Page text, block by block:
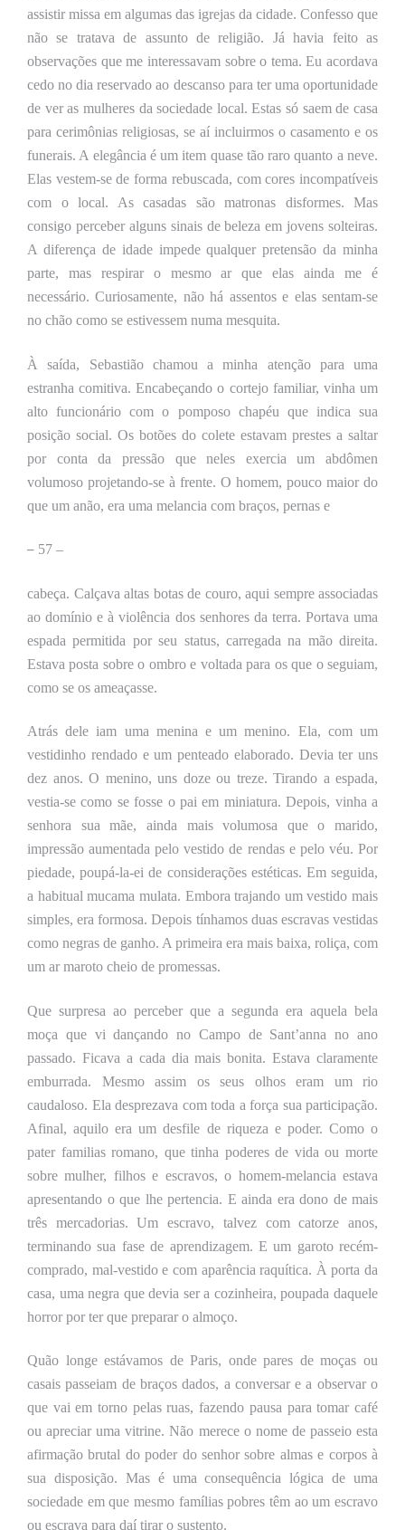
assistir missa em algumas das igrejas da cidade. Confesso que
não se tratava de assunto de religião. Já havia feito as
observações que me interessavam sobre o tema. Eu acordava
cedo no dia reservado ao descanso para ter uma oportunidade
de ver as mulheres da sociedade local. Estas só saem de casa
para cerimônias religiosas, se aí incluirmos o casamento e os
funerais. A elegância é um item quase tão raro quanto a neve.
Elas vestem-se de forma rebuscada, com cores incompatíveis
com o local. As casadas são matronas disformes. Mas
consigo perceber alguns sinais de beleza em jovens solteiras.
A diferença de idade impede qualquer pretensão da minha
parte, mas respirar o mesmo ar que elas ainda me é
necessário. Curiosamente, não há assentos e elas sentam-se
no chão como se estivessem numa mesquita.
À saída, Sebastião chamou a minha atenção para uma
estranha comitiva. Encabeçando o cortejo familiar, vinha um
alto funcionário com o pomposo chapéu que indica sua
posição social. Os botões do colete estavam prestes a saltar
por conta da pressão que neles exercia um abdômen
volumoso projetando-se à frente. O homem, pouco maior do
que um anão, era uma melancia com braços, pernas e
– 57 –
cabeça. Calçava altas botas de couro, aqui sempre associadas
ao domínio e à violência dos senhores da terra. Portava uma
espada permitida por seu status, carregada na mão direita.
Estava posta sobre o ombro e voltada para os que o seguiam,
como se os ameaçasse.
Atrás dele iam uma menina e um menino. Ela, com um
vestidinho rendado e um penteado elaborado. Devia ter uns
dez anos. O menino, uns doze ou treze. Tirando a espada,
vestia-se como se fosse o pai em miniatura. Depois, vinha a
senhora sua mãe, ainda mais volumosa que o marido,
impressão aumentada pelo vestido de rendas e pelo véu. Por
piedade, poupá-la-ei de considerações estéticas. Em seguida,
a habitual mucama mulata. Embora trajando um vestido mais
simples, era formosa. Depois tínhamos duas escravas vestidas
como negras de ganho. A primeira era mais baixa, roliça, com
um ar maroto cheio de promessas.
Que surpresa ao perceber que a segunda era aquela bela
moça que vi dançando no Campo de Sant’anna no ano
passado. Ficava a cada dia mais bonita. Estava claramente
emburrada. Mesmo assim os seus olhos eram um rio
caudaloso. Ela desprezava com toda a força sua participação.
Afinal, aquilo era um desfile de riqueza e poder. Como o
pater familias romano, que tinha poderes de vida ou morte
sobre mulher, filhos e escravos, o homem-melancia estava
apresentando o que lhe pertencia. E ainda era dono de mais
três mercadorias. Um escravo, talvez com catorze anos,
terminando sua fase de aprendizagem. E um garoto recém-
comprado, mal-vestido e com aparência raquítica. À porta da
casa, uma negra que devia ser a cozinheira, poupada daquele
horror por ter que preparar o almoço.
Quão longe estávamos de Paris, onde pares de moças ou
casais passeiam de braços dados, a conversar e a observar o
que vai em torno pelas ruas, fazendo pausa para tomar café
ouapreciar uma vitrine. Não merece o nome de passeio esta
afirmação brutal do poder do senhor sobre almas e corpos à
sua disposição. Mas é uma consequência lógica de uma
sociedade em que mesmo famílias pobres têm ao um escravo
ou escrava para daí tirar o sustento.